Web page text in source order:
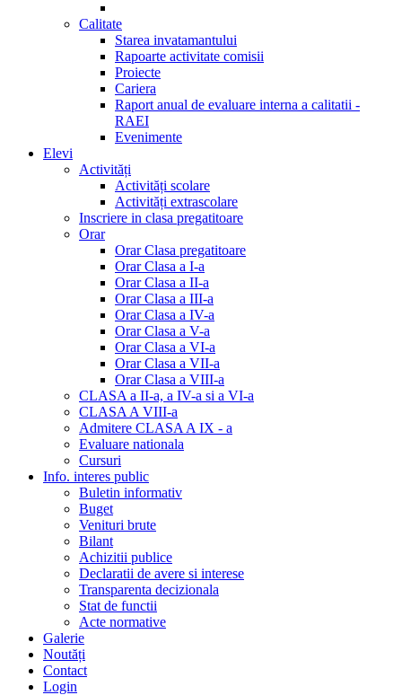
Calitate
Starea invatamantului
Rapoarte activitate comisii
Proiecte
Cariera
Raport anual de evaluare interna a calitatii -
RAEI
Evenimente
Elevi
Activități
Activități scolare
Activități extrascolare
Inscriere in clasa pregatitoare
Orar
Orar Clasa pregatitoare
Orar Clasa a I-a
Orar Clasa a II-a
Orar Clasa a III-a
Orar Clasa a IV-a
Orar Clasa a V-a
Orar Clasa a VI-a
Orar Clasa a VII-a
Orar Clasa a VIII-a
CLASA a II-a, a IV-a si a VI-a
CLASA A VIII-a
Admitere CLASA A IX - a
Evaluare nationala
Cursuri
Info. interes public
Buletin informativ
Buget
Venituri brute
Bilant
Achizitii publice
Declaratii de avere si interese
Transparenta decizionala
Stat de functii
Acte normative
Galerie
Noutăți
Contact
Login